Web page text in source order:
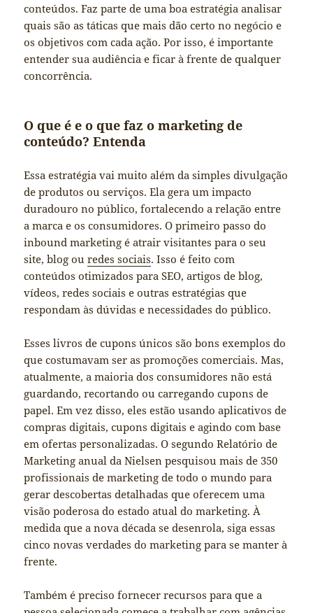
conteúdos. Faz parte de uma boa estratégia analisar
quais são as táticas que mais dão certo no negócio e
os objetivos com cada ação. Por isso, é importante
entender sua audiência e ficar à frente de qualquer
concorrência.
O que é e o que faz o marketing de
conteúdo? Entenda
Essa estratégia vai muito além da simples divulgação
de produtos ou serviços. Ela gera um impacto
duradouro no público, fortalecendo a relação entre
a marca e os consumidores. O primeiro passo do
inbound marketing é atrair visitantes para o seu
site, blog ouredes sociais. Isso é feito com
conteúdos otimizados para SEO, artigos de blog,
vídeos, redes sociais e outras estratégias que
respondam às dúvidas e necessidades do público.
Esses livros de cupons únicos são bons exemplos do
que costumavam ser as promoções comerciais. Mas,
atualmente, a maioria dos consumidores não está
guardando, recortando ou carregando cupons de
papel. Em vez disso, eles estão usando aplicativos de
compras digitais, cupons digitais e agindo com base
em ofertas personalizadas. O segundo Relatório de
Marketing anual da Nielsen pesquisou mais de 350
profissionais de marketing de todo o mundo para
gerar descobertas detalhadas que oferecem uma
visão poderosa do estado atual do marketing. À
medida que a nova década se desenrola, siga essas
cinco novas verdades do marketing para se manter à
frente.
Também é preciso fornecer recursos para que a